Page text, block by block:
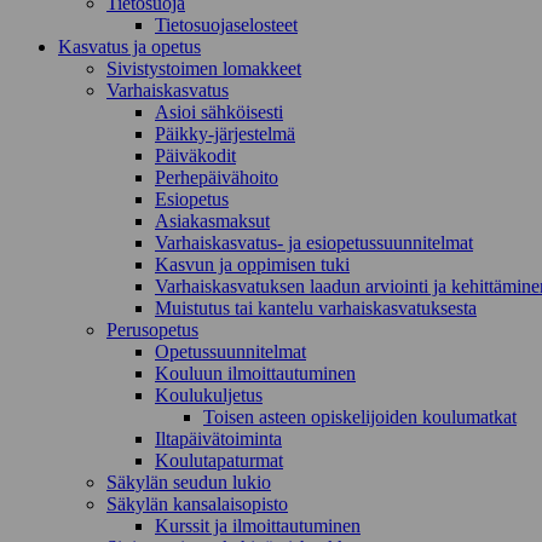
Tietosuojaselosteet
Kasvatus ja opetus
Sivistystoimen lomakkeet
Varhaiskasvatus
Asioi sähköisesti
Päikky-järjestelmä
Päiväkodit
Perhepäivähoito
Esiopetus
Asiakasmaksut
Varhaiskasvatus- ja esiopetussuunnitelmat
Kasvun ja oppimisen tuki
Varhaiskasvatuksen laadun arviointi ja
Muistutus tai kantelu varhaiskasvatuksesta
Perusopetus
Opetussuunnitelmat
Kouluun ilmoittautuminen
Koulukuljetus
Toisen asteen opiskelijoiden koulumatkat
Iltapäivätoiminta
Koulutapaturmat
Säkylän seudun lukio
Säkylän kansalaisopisto
Kurssit ja ilmoittautuminen